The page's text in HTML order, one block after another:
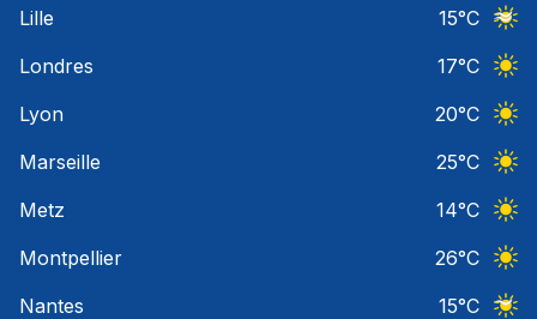
Lille
15°C
Londres
17°C
Lyon
20°C
Marseille
25°C
Metz
14°C
Montpellier
26°C
Nantes
15°C